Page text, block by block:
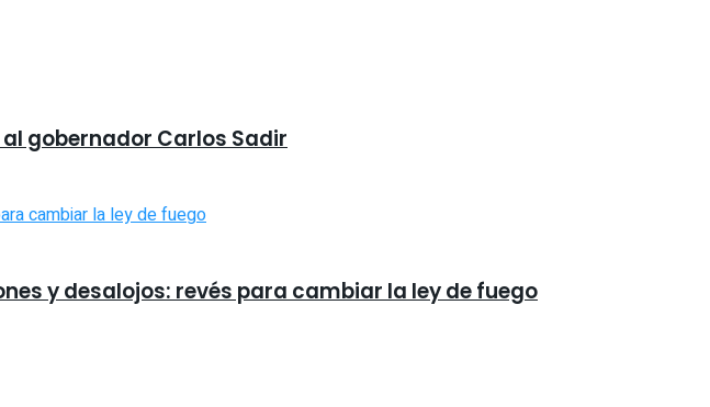
gobernador Carlos Sadir
y desalojos: revés para cambiar la ley de fuego